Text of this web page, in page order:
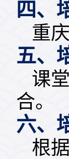
四、
重
五、
课
合。
六、
根